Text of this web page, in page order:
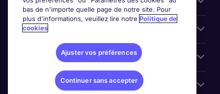
Contact
Les avis Google
Nos offres d'emploi
bas de n'importe quelle page de notre site. Pour
plus d'informations, veuillez lire notre Politique de
cookies
Ajuster vos préférences
Continuer sans accepter